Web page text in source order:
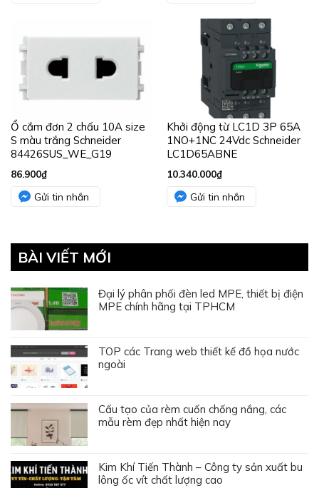
Ổ cắm đơn 2 chấu 10A size
S màu trắng Schneider
84426SUS_WE_G19
86.900₫
Gửi tin nhắn
Khởi động từ LC1D 3P 65A
1NO+1NC 24Vdc Schneider
LC1D65ABNE
10.340.000₫
Gửi tin nhắn
BÀI VIẾT MỚI
Đại lý phân phối đèn led MPE, thiết bị điện
MPE chính hãng tại TPHCM
TOP các Trang web thiết kế đồ họa nước
ngoài
Cấu tạo của rèm cuốn chống nắng, các
mẫu rèm đẹp nhất hiện nay
Kim Khí Tiến Thành – Công ty sản xuất bu
lông ốc vít chất lượng cao